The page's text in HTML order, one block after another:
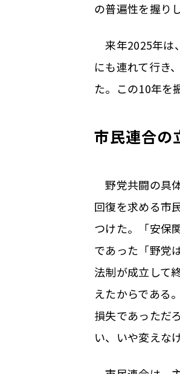
の普遍性を握り
来年2025年は
にも連れて行き
た。この10年を
市民連合の
野党共闘の具
回復を求める市
つけた。「安保
であった「野党
法制が成立して
えたからである
損失であっただ
い、いや変えな